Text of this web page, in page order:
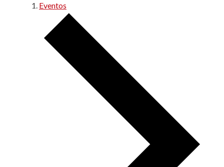
Eventos